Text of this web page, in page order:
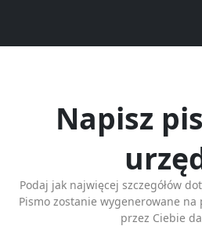
Napisz
Podaj jak najwięcej szczegółów
Pismo zostanie wygenerowane
przez Ciebie